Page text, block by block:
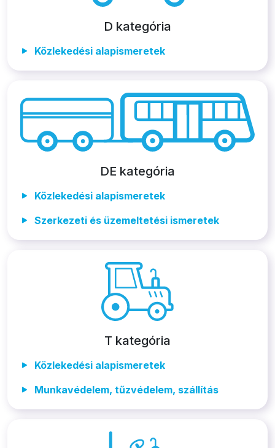
D kategória
Közlekedési alapismeretek
DE kategória
Közlekedési alapismeretek
Szerkezeti és üzemeltetési ismeretek
T kategória
Közlekedési alapismeretek
Munkavédelem, tűzvédelem, szállítás